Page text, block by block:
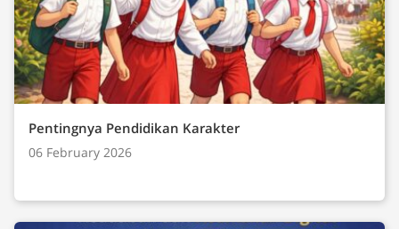
Pentingnya Pendidikan Karakter
06 February 2026